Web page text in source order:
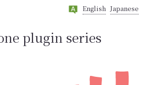
English Japanese
plugin series